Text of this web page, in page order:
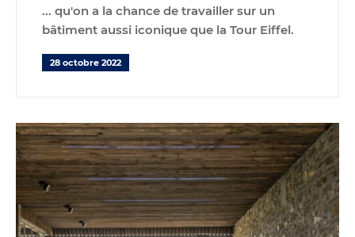
... qu'on a la chance de travailler sur un
bâtiment aussi iconique que la Tour Eiffel.
28 octobre 2022